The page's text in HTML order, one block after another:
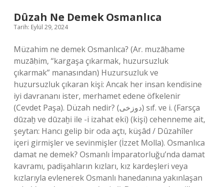
Dûzah Ne Demek Osmanlıca
Tarih: Eylül 29, 2024
Müzahim ne demek Osmanlıca? (Ar. muzāḥame
muzāḥim, “kargaşa çıkarmak, huzursuzluk
çıkarmak” manasından) Huzursuzluk ve
huzursuzluk çıkaran kişi: Ancak her insan kendisine
iyi davrananı ister, merhamet edene öfkelenir
(Cevdet Paşa). Düzah nedir? (ﺩﻭﺯﺧﻰ) sıf. ve i. (Farsça
dūzaḫ ve dūzaḫі ile -і izahat eki) (kişi) cehenneme ait,
şeytan: Hancı gelip bir oda açtı, küşâd / Dûzahîler
içeri girmişler ve sevinmişler (İzzet Molla). Osmanlıca
damat ne demek? Osmanlı İmparatorluğu’nda damat
kavramı, padişahların kızları, kız kardeşleri veya
kızlarıyla evlenerek Osmanlı hanedanına yakınlaşan